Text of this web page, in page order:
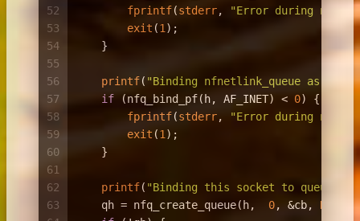
52
53
54
55
56
57
58
59
60
61
62
63
fprintf(stderr,
"Error during
exit (1 );
    }
printf( "Binding nfnetlink_queue as
if (nfq_bind_pf(h, AF_INET) < 0) {
fprintf(stderr,
"Error during
exit (1 );
    }
printf( "Binding this socket to queue
    qh = nfq_create_queue(h,
0, &cb, NULL
);